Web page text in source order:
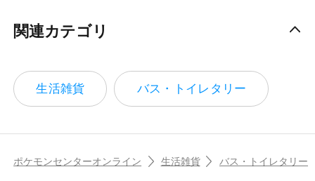
関連カテゴリ
生活雑貨 バス・トイレタリー
ポケモンセンターオンライン 生活雑貨 バス・トイレタリー